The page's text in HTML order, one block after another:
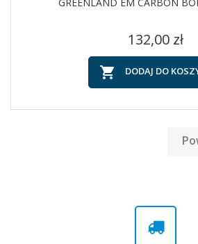
Cena
132,00 zł
 DODAJ DO